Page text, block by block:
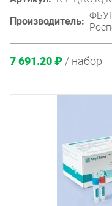
Производитель:
7 691.20 ₽ / набор